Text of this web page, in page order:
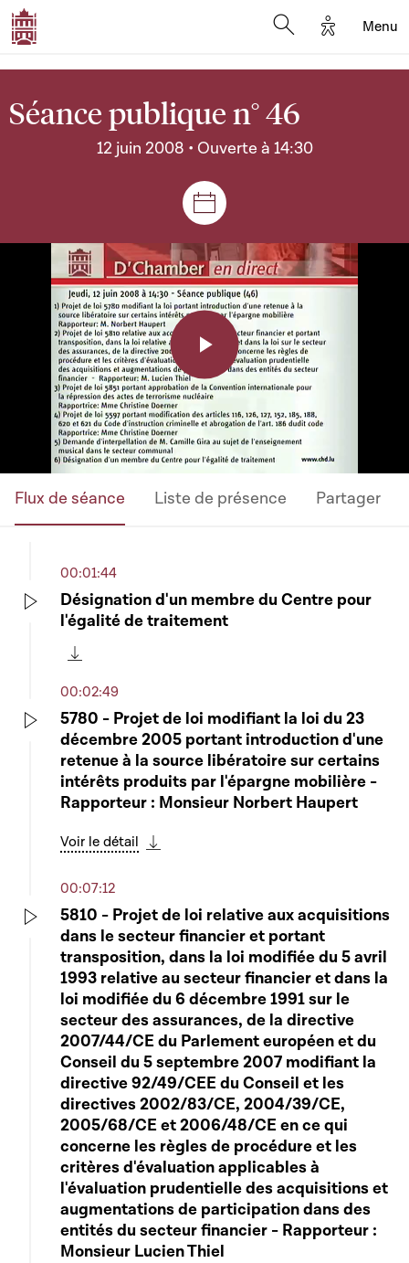
Options
Menu
Séance publique n° 46
12 juin 2008 • Ouverte à 14:30
Séances et réunions
Play
Video
Flux de séance Liste de présence Partager
00:01:44
Désignation d'un membre du Centre pour
l'égalité de traitement
00:02:49
5780 - Projet de loi modifiant la loi du 23
décembre 2005 portant introduction d'une
retenue à la source libératoire sur certains
intérêts produits par l'épargne mobilière -
Rapporteur : Monsieur Norbert Haupert
Voir le détail
00:07:12
5810 - Projet de loi relative aux acquisitions
dans le secteur financier et portant
transposition, dans la loi modifiée du 5 avril
1993 relative au secteur financier et dans la
loi modifiée du 6 décembre 1991 sur le
secteur des assurances, de la directive
2007/44/CE du Parlement européen et du
Conseil du 5 septembre 2007 modifiant la
directive 92/49/CEE du Conseil et les
directives 2002/83/CE, 2004/39/CE,
2005/68/CE et 2006/48/CE en ce qui
concerne les règles de procédure et les
critères d'évaluation applicables à
l'évaluation prudentielle des acquisitions et
augmentations de participation dans des
entités du secteur financier - Rapporteur :
Monsieur Lucien Thiel